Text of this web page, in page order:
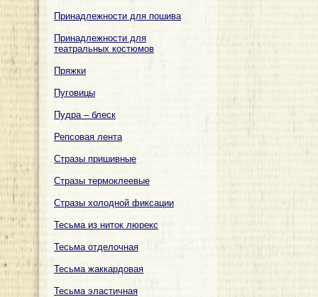
Принадлежности для пошива
Принадлежности для
театральных костюмов
Пряжки
Пуговицы
Пудра – блеск
Репсовая лента
Стразы пришивные
Стразы термоклеевые
Стразы холодной фиксации
Тесьма из ниток люрекс
Тесьма отделочная
Тесьма жаккардовая
Тесьма эластичная